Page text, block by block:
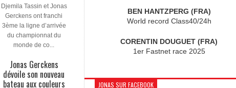
Djemila Tassin et Jonas
Gerckens ont franchi
3ème la ligne d’arrivée
du championnat du
monde de co...
Jonas Gerckens
dévoile son nouveau
bateau aux couleurs
BEN HANTZPERG (FRA)
World record Class40/24h
CORENTIN DOUGUET (FRA)
1er Fastnet race 2025
JONAS SUR FACEBOOK